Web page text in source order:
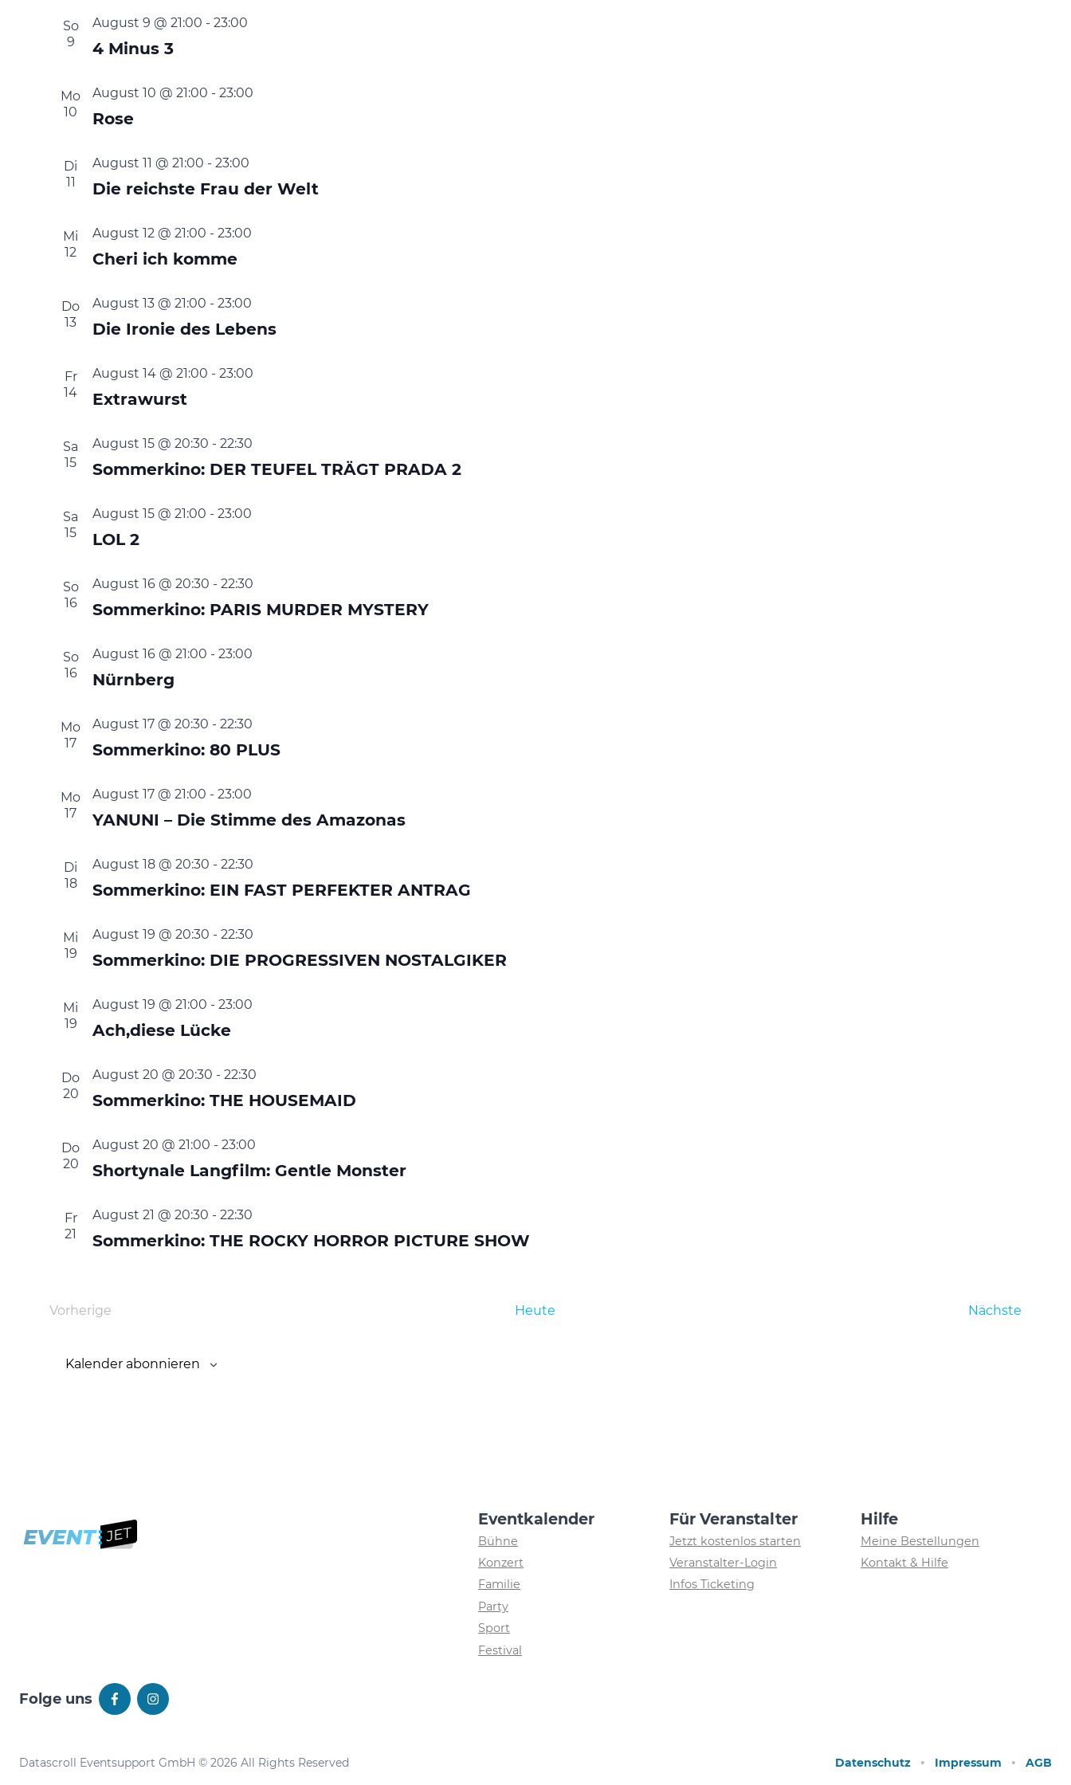
So
9
4 Minus 3
August 9 @ 21:00 - 23:00
Mo
10
Rose
August 10 @ 21:00 - 23:00
Di
11
Die reichste Frau der Welt
August 11 @ 21:00 - 23:00
Mi
12
Cheri ich komme
August 12 @ 21:00 - 23:00
Do
13
Die Ironie des Lebens
August 13 @ 21:00 - 23:00
Fr
14
Extrawurst
August 14 @ 21:00 - 23:00
Sa
15
Sommerkino: DER TEUFEL TRÄGT PRADA 2
August 15 @ 20:30 - 22:30
Sa
15
LOL 2
August 15 @ 21:00 - 23:00
So
16
Sommerkino: PARIS MURDER MYSTERY
August 16 @ 20:30 - 22:30
So
16
Nürnberg
August 16 @ 21:00 - 23:00
Mo
17
Sommerkino: 80 PLUS
August 17 @ 20:30 - 22:30
Mo
17
YANUNI – Die Stimme des Amazonas
August 17 @ 21:00 - 23:00
Di
18
Sommerkino: EIN FAST PERFEKTER ANTRAG
August 18 @ 20:30 - 22:30
Mi
19
Sommerkino: DIE PROGRESSIVEN NOSTALGIKER
August 19 @ 20:30 - 22:30
Mi
19
Ach,diese Lücke
August 19 @ 21:00 - 23:00
Do
20
Sommerkino: THE HOUSEMAID
August 20 @ 20:30 - 22:30
Do
20
Shortynale Langfilm: Gentle Monster
August 20 @ 21:00 - 23:00
Fr
21
Sommerkino: THE ROCKY HORROR PICTURE SHOW
August 21 @ 20:30 - 22:30
Vorherige
Veranstaltungen
Heute Nächste
Kalender abonnieren
Eventkalender
Bühne
Konzert
Familie
Party
Sport
Festival
Für Veranstalter
Jetzt kostenlos starten
Veranstalter-Login
Infos Ticketing
Hilfe
Meine Bestellungen
Kontakt & Hilfe
Folge uns
Datascroll Eventsupport GmbH © 2026 All Rights Reserved Datenschutz Impressum AGB